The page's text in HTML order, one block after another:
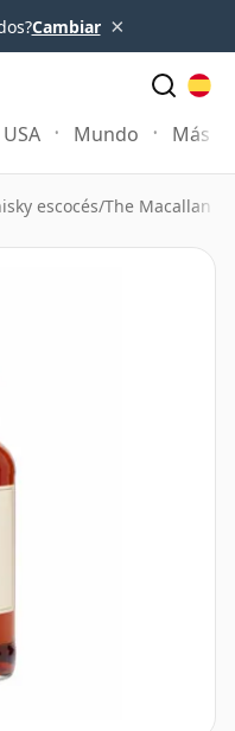
Cambiar ×
USA Mundo Más
escocés/The Macallan